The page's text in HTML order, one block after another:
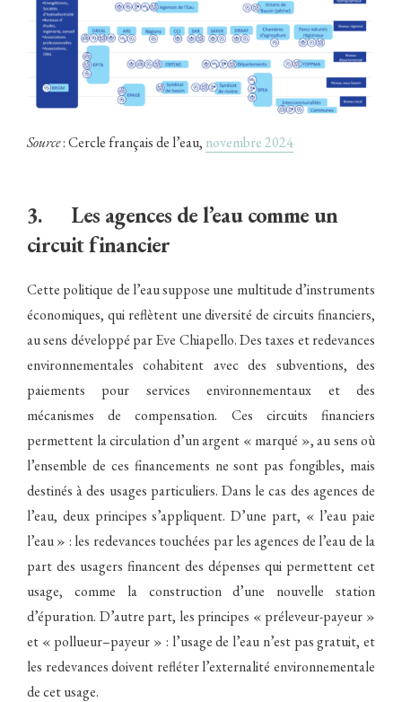
Source: Cercle français de l’eau, novembre 2024
3. Les agences de l’eau comme un
circuit financier
Cette politique de l’eau suppose une multitude d’instruments
économiques, qui reflètent une diversité de circuits financiers,
au sens développé par Eve Chiapello. Des taxes et redevances
environnementales cohabitent avec des subventions, des
paiements pour services environnementaux et des
mécanismes de compensation. Ces circuits financiers
permettent la circulation d’un argent « marqué », au sens où
l’ensemble de ces financements ne sont pas fongibles, mais
destinés à des usages particuliers. Dans le cas des agences de
l’eau, deux principes s’appliquent. D’une part, « l’eau paie
l’eau » : les redevances touchées par les agences de l’eau de la
part des usagers financent des dépenses qui permettent cet
usage, comme la construction d’une nouvelle station
d’épuration. D’autre part, les principes « préleveur-payeur »
et « pollueur–payeur » : l’usage de l’eau n’est pas gratuit, et
les redevances doivent refléter l’externalité environnementale
de cet usage.